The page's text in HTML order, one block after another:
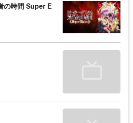
の時間 Super E